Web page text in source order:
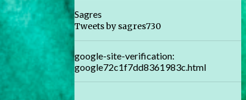
Sagres
Tweets by sagres730
google-site-verification:
google72c1f7dd8361983c.html